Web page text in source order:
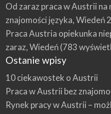
Od zaraz praca w Austrii na
znajomości języka, Wiedeń
Praca Austria opiekunka
zaraz, Wiedeń(783
Ostanie wpisy
10 ciekawostek o Austrii
Praca w Austrii bez
Rynek pracy w Austrii –